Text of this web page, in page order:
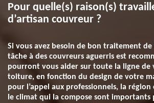
Pour quelle(s) raison(s)
d’artisan couvreur ?
Si vous avez besoin de bon traitement
tâche à des couvreurs aguerris est
pourront vous aider sur toute la ligne de
toiture, en fonction du design de votre
pour l’appel aux professionnels, la
le climat qui la compose sont importants